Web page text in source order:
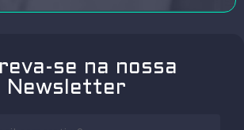
se na nossa
Newsletter